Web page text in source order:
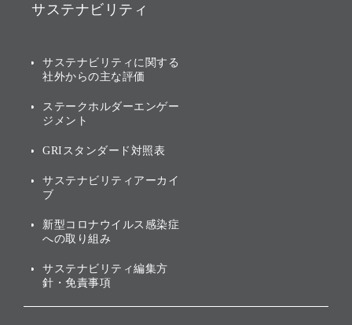
ソフトバンクグループの歩
[AI] What dreams are made
その他
グループ企業一覧
IRカレンダー
業績・財務
アニュアルレポート
株主・投資家情報（IR）に
サステナビリティ
トップメッセージ
サステナビリティの考え方
ガバナンス
投資先のサステナビリティ
サステナビリティに関する
社外からの主な評価
ステークホルダーエンゲー
ジメント
GRIスタンダード対照表
サステナビリティアーカイ
ブ
新型コロナウイルス感染症
への取り組み
サステナビリティ編集方
針・免責事項